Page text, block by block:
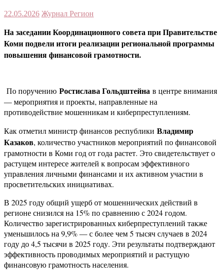
22.05.2026 Журнал Регион
На заседании Координационного совета при Правительстве
Коми подвели итоги реализации региональной программы
повышения финансовой грамотности.
По поручению Ростислава Гольдштейна в центре внимания
— мероприятия и проекты, направленные на
противодействие мошенникам и киберпреступлениям.
Как отметил министр финансов республики Владимир
Казаков, количество участников мероприятий по финансовой
грамотности в Коми год от года растет. Это свидетельствует о
растущем интересе жителей к вопросам эффективного
управления личными финансами и их активном участии в
просветительских инициативах.
В 2025 году общий ущерб от мошеннических действий в
регионе снизился на 15% по сравнению с 2024 годом.
Количество зарегистрированных киберпреступлений также
уменьшилось на 9,9% — с более чем 5 тысяч случаев в 2024
году до 4,5 тысячи в 2025 году. Эти результаты подтверждают
эффективность проводимых мероприятий и растущую
финансовую грамотность населения.